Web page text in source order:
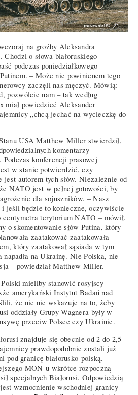
na groźby Aleksandra
o słowa białoruskiego
podczas poniedziałkowego
– Może nie powinienem tego
zaczęli nas męczyć. Mówią:
pozwólcie nam – tak według
miał powiedzieć Aleksander
„chcą jechać na wycieczkę do
USA Matthew Miller stwierdził,
komentarzy
Podczas konferencji prasowej
w stanie potwierdzić, czy
autorem tych słów. Niezależnie od
NATO jest w pełnej gotowości, by
dla sojuszników. – Nasz
jeśli będzie to konieczne, oczywiście
centymetra terytorium NATO – mówił.
o skomentowanie słów Putina, który
zaatakować zaatakowała
który zaatakował sąsiada w tym
na Ukrainę. Nie Polska, nie
– powiedział Matthew Miller.
mieliby stanowić rosyjscy
amerykański Instytut Badań nad
że nic nie wskazuje na to, żeby
oddziały Grupy Wagnera były w
przeciw Polsce czy Ukrainie.
znajduje się obecnie od 2 do 2,5
prawdopodobnie zostali już
pod granicę białorusko-polską.
MON-u wkrótce rozpoczną
specjalnych Białorusi. Odpowiedzią
wzmocnienie wschodniej granicy